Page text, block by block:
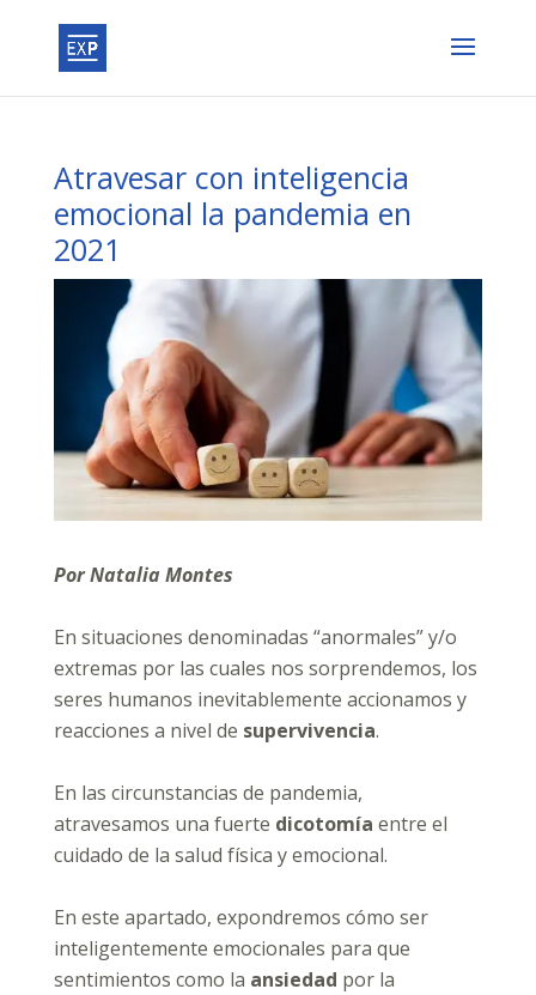
Atravesar con inteligencia
emocional la pandemia en
2021
Por Natalia Montes
En situaciones denominadas “anormales” y/o
extremas por las cuales nos sorprendemos, los
seres humanos inevitablemente accionamos y
reacciones a nivel de supervivencia.
En las circunstancias de pandemia,
atravesamos una fuerte dicotomía entre el
cuidado de la salud física y emocional.
En este apartado, expondremos cómo ser
inteligentemente emocionales para que
sentimientos como la ansiedad por la